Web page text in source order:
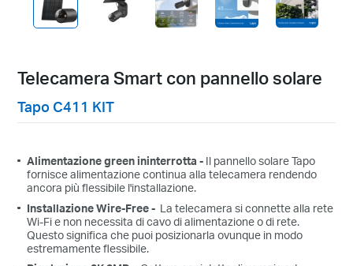
Telecamera Smart con pannello solare
Tapo C411 KIT
Alimentazione green ininterrotta - Il pannello solare Tapo
fornisce alimentazione continua alla telecamera rendendo
ancora più flessibile l'installazione.
Installazione Wire-Free - La telecamera si connette alla rete
Wi-Fi e non necessita di cavo di alimentazione o di rete.
Questo significa che puoi posizionarla ovunque in modo
estremamente flessibile.
High-Efficiency Solar Cells
The premium solar panel constructed of